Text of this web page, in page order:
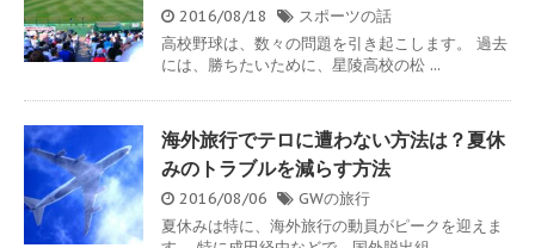
2016/08/18
スポーツの話
高校野球は、数々の問題を引き起こします。 過去
には、勝ちたいために、星陵高校の松 ...
海外旅行でテロに遭わない方法は？夏休
みのトラブルを減らす方法
2016/08/06
GWの旅行
夏休みは特に、海外旅行の動員がピークを迎えま